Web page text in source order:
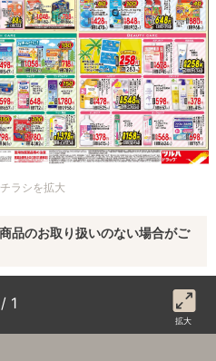
ラシを拡大
品のお取り扱いのない場合がご
1
拡大